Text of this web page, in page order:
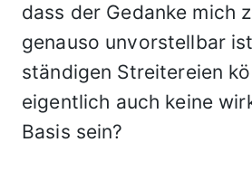
dass der Gedanke mich
genauso unvorstellbar
ständigen Streitereien
eigentlich auch keine
Basis sein?